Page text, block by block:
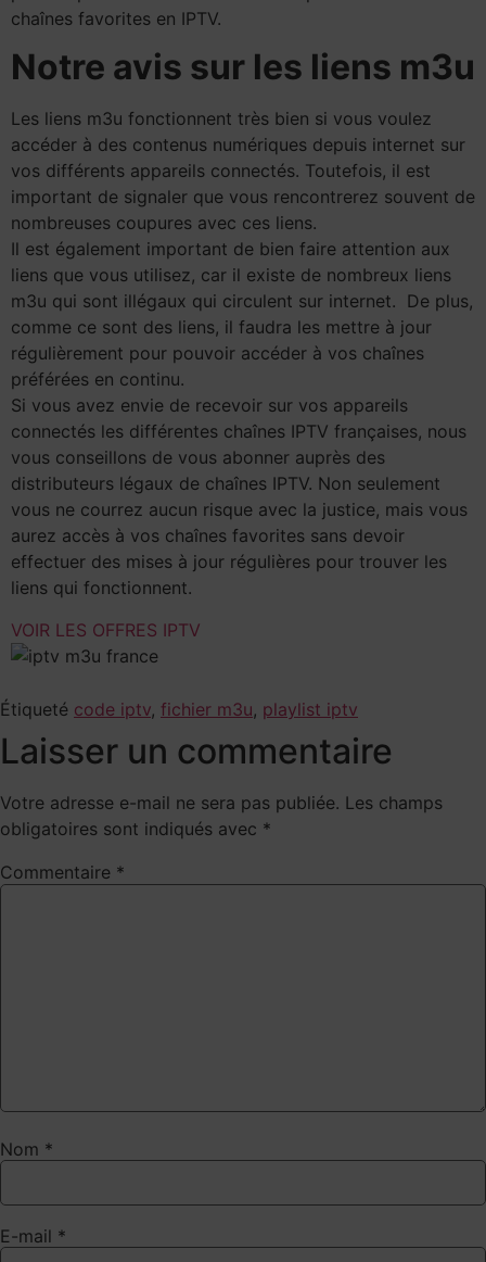
chaînes favorites en IPTV.
Notre avis sur les liens m3u
Les liens m3u fonctionnent très bien si vous voulez
accéder à des contenus numériques depuis internet sur
vos différents appareils connectés. Toutefois, il est
important de signaler que vous rencontrerez souvent de
nombreuses coupures avec ces liens.
Il est également important de bien faire attention aux
liens que vous utilisez, car il existe de nombreux liens
m3u qui sont illégaux qui circulent sur internet. De plus,
comme ce sont des liens, il faudra les mettre à jour
régulièrement pour pouvoir accéder à vos chaînes
préférées en continu.
Si vous avez envie de recevoir sur vos appareils
connectés les différentes chaînes IPTV françaises, nous
vous conseillons de vous abonner auprès des
distributeurs légaux de chaînes IPTV. Non seulement
vous ne courrez aucun risque avec la justice, mais vous
aurez accès à vos chaînes favorites sans devoir
effectuer des mises à jour régulières pour trouver les
liens qui fonctionnent.
VOIR LES OFFRES IPTV
Étiqueté code iptv, fichier m3u, playlist iptv
Laisser un commentaire
Votre adresse e-mail ne sera pas publiée. Les champs
obligatoires sont indiqués avec *
Commentaire *
Nom *
E-mail *